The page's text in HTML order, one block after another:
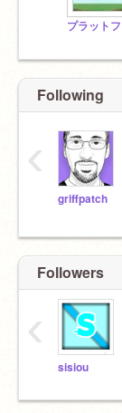
Following
griffpatch
‹
Followers
sisiou
‹